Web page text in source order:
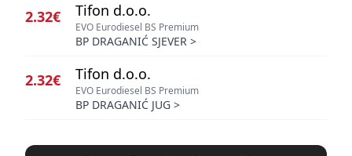
2.32€ Tifon d.o.o.
EVO Eurodiesel BS Premium
BP DRAGANIĆ SJEVER >
2.32€ Tifon d.o.o.
EVO Eurodiesel BS Premium
BP DRAGANIĆ JUG >